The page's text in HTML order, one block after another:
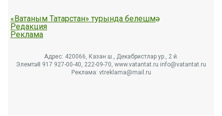
«Ватаным Татарстан» турында белешмә
Редакция
Реклама
Адрес: 420066, Казан ш., Декабристлар ур., 2 й.
Элемтә: 8 917 927-00-40, 222-09-70, www.vatantat.ru info@vatantat.ru
Реклама: vtreklama@mail.ru